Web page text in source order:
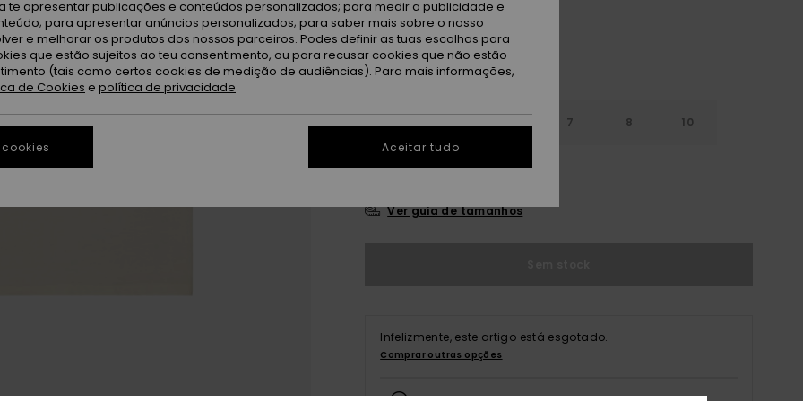
7 8 10
12 14 16
Ver guia de tamanhos
Infelizmente, este artigo está esgotado.
Comprar outras opções
te apresentar publicações e conteúdos personalizados; para medir a publicidade e
para apresentar anúncios personalizados; para saber mais sobre o nosso
e melhorar os produtos dos nossos parceiros. Podes definir as tuas escolhas para
que estão sujeitos ao teu consentimento, ou para recusar cookies que não estão
(tais como certos cookies de medição de audiências). Para mais informações,
de Cookies e política de privacidade
Aceitar tudo